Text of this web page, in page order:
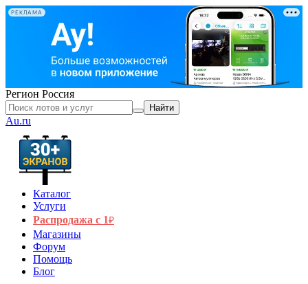
РЕКЛАМА
Регион Россия
Найти
Au.ru
Каталог
Услуги
Распродажа с 1₽
Магазины
Форум
Помощь
Блог